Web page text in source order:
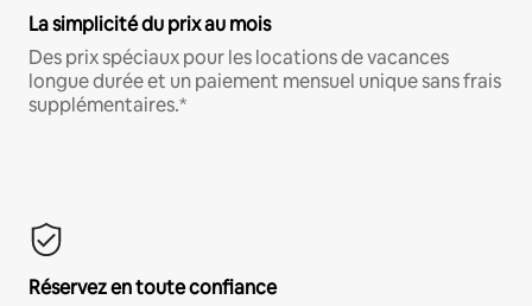
La simplicité du prix au mois
Des prix spéciaux pour les locations de vacances
longue durée et un paiement mensuel unique sans frais
supplémentaires.*
Réservez en toute confiance